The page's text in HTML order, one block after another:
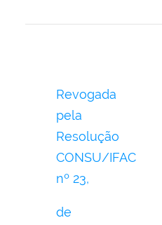
Revogada
pela
Resolução
CONSU/IFAC
nº 23,
de